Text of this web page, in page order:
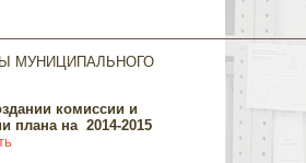
МУНИЦИПАЛЬНОГО
комиссии и
плана на 2014-2015